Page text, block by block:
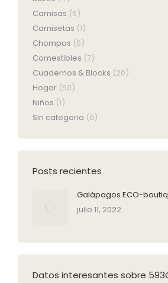
Camisas (6)
Camisetas (1)
Chompas (0)
Comestibles (7)
Cuadernos & Blocks (20)
Hogar (50)
Niños (1)
Sin categoria (0)
Posts recientes
Galápagos ECO-
julio 11, 2022
Datos interesantes sobre